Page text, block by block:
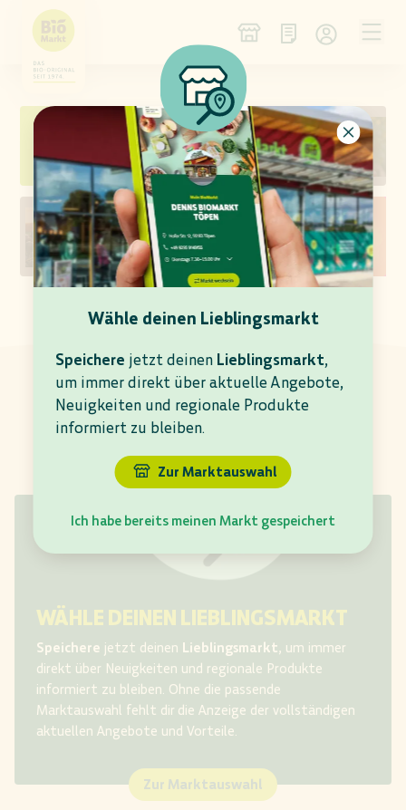
NEU IM SORTIMENT WEIN DES MONATS
KÄSE DER WOCHE ANGEBOTS-VORSCHAU
AKTUELLE ANGEBOTE
In deinem Denns BioMarkt Berlin gültig bis
11.08.2026
WÄHLE DEINEN LIEBLINGSMARKT
Speichere jetzt deinen Lieblingsmarkt, um immer
direkt über Neuigkeiten und regionale Produkte
informiert zu bleiben. Ohne die passende
Marktauswahl fehlt dir die Anzeige der vollständigen
aktuellen Angebote und Vorteile.​
Zur Marktauswahl
Wähle deinen Lieblingsmarkt
Speichere jetzt deinen Lieblingsmarkt,
um immer direkt über aktuelle Angebote,
Neuigkeiten und regionale Produkte
informiert zu bleiben.
Zur Marktauswahl
Ich habe bereits meinen Markt gespeichert